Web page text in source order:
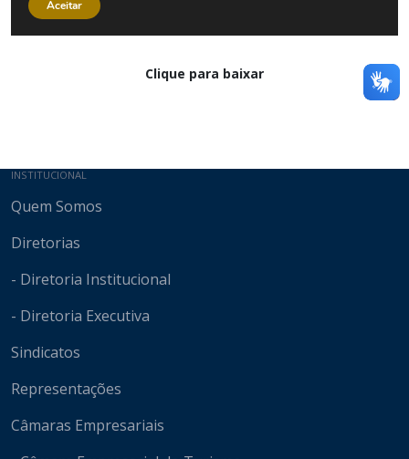
Clique para baixar
Mapa do site
INSTITUCIONAL
Quem Somos
Diretorias
- Diretoria Institucional
- Diretoria Executiva
Sindicatos
Representações
Câmaras Empresariais